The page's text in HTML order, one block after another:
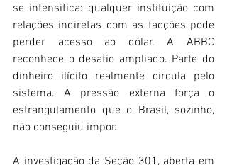
se intensifica: qualquer instituição com
relações indiretas com as facções pode
perder acesso ao dólar. A ABBC
reconhece o desafio ampliado. Parte do
dinheiro ilícito realmente circula pelo
sistema. A pressão externa força o
estrangulamento que o Brasil, sozinho,
não conseguiu impor.
A investigação da Seção 301, aberta em